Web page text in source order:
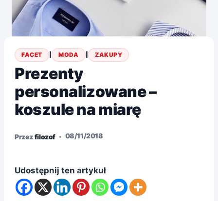
FACET | MODA | ZAKUPY
Prezenty
personalizowane –
koszule na miarę
Przezfilozof 08/11/2018
Udostępnij ten artykuł